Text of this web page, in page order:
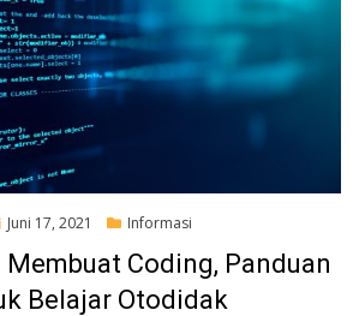
Juni 17, 2021 Informasi
Membuat Coding, Panduan
Belajar Otodidak